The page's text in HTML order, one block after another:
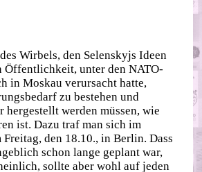
Wirbels, den Selenskyjs Ideen
Öffentlichkeit, unter den NATO-
in Moskau verursacht hatte,
zu bestehen und
hergestellt werden müssen, wie
ist. Dazu traf man sich im
den 18.10., in Berlin. Dass
schon lange geplant war,
sollte aber wohl auf jeden